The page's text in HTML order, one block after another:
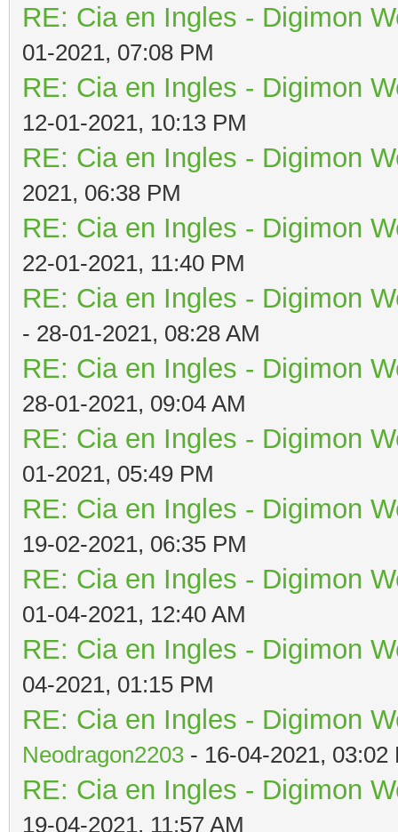
RE: Cia en Ingles - Digimon
01-2021, 07:08 PM
RE: Cia en Ingles - Digimon
12-01-2021, 10:13 PM
RE: Cia en Ingles - Digimon
2021, 06:38 PM
RE: Cia en Ingles - Digimon
22-01-2021, 11:40 PM
RE: Cia en Ingles - Digimon
- 28-01-2021, 08:28 AM
RE: Cia en Ingles - Digimon
28-01-2021, 09:04 AM
RE: Cia en Ingles - Digimon
01-2021, 05:49 PM
RE: Cia en Ingles - Digimon
19-02-2021, 06:35 PM
RE: Cia en Ingles - Digimon
01-04-2021, 12:40 AM
RE: Cia en Ingles - Digimon
04-2021, 01:15 PM
RE: Cia en Ingles - Digimon
Neodragon2203 - 16-04-2021, 03:02
RE: Cia en Ingles - Digimon
19-04-2021, 11:57 AM